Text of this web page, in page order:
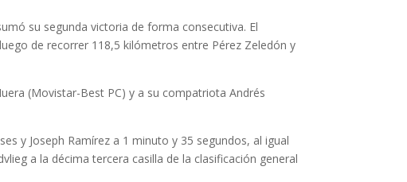
su segunda victoria de forma consecutiva. El
de recorrer 118,5 kilómetros entre Pérez Zeledón y
(Movistar-Best PC) y a su compatriota Andrés
y Joseph Ramírez a 1 minuto y 35 segundos, al igual
a la décima tercera casilla de la clasificación general